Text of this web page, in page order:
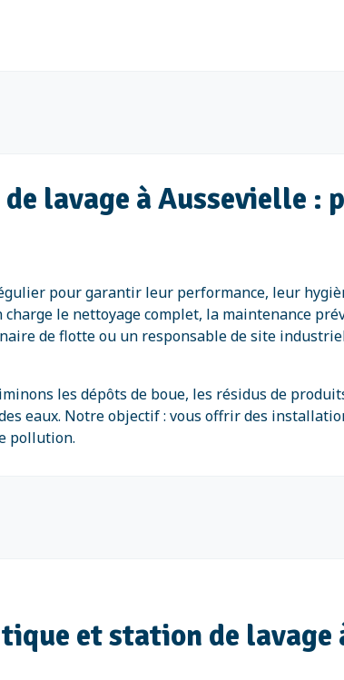
lavage à Aussevielle :
pour garantir leur performance, leur
le nettoyage complet, la maintenance
de flotte ou un responsable de site
les dépôts de boue, les résidus de
eaux. Notre objectif : vous offrir des
pollution.
et station de lavage